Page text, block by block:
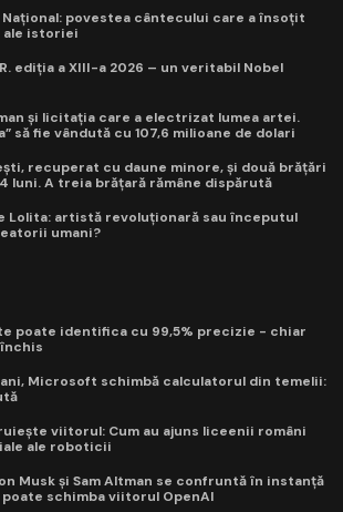
Național: povestea cântecului care a însoțit
ale istoriei
ediția a XIII-a 2026 – un veritabil Nobel
și licitația care a electrizat lumea artei.
să fie vândută cu 107,6 milioane de dolari
recuperat cu daune minore, și două brățări
luni. A treia brățară rămâne dispărută
Lolita: artistă revoluționară sau începutul
umani?
poate identifica cu 99,5% precizie - chiar
ani, Microsoft schimbă calculatorul din temelii:
viitorul: Cum au ajuns liceenii români
ale roboticii
Musk și Sam Altman se confruntă în instanță
schimba viitorul OpenAI